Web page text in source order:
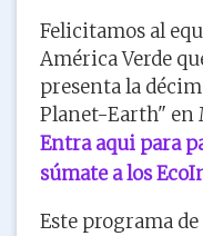
Felicitamos al
América Verde
presenta la
Planet-Earth" en
Entra aqui para
súmate a los
Este programa